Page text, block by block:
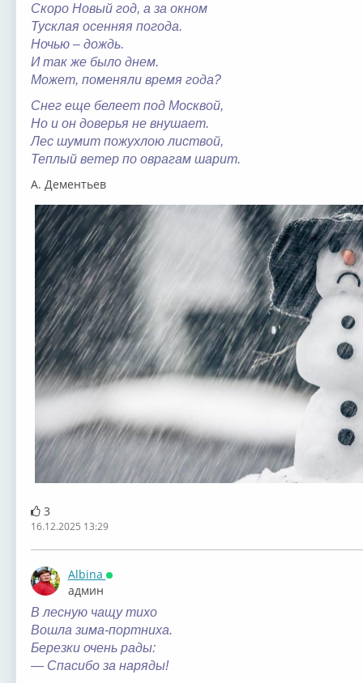
Скоро Новый год, а за окном
Тусклая осенняя погода.
Ночью – дождь.
И так же было днем.
Может, поменяли время года?
Снег еще белеет под Москвой,
Но и он доверья не внушает.
Лес шумит пожухлою листвой,
Теплый ветер по оврагам шарит.
А. Дементьев
3
16.12.2025 13:29
Albina
Онлайн
админ
В лесную чащу тихо
Вошла зима-портниха.
Березки очень рады:
— Спасибо за наряды!